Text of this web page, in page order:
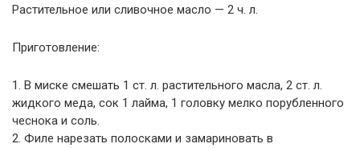
Растительное или сливочное масло — 2 ч. л.
Приготовление:
1. В миске смешать 1 ст. л. растительного масла, 2 ст. л.
жидкого меда, сок 1 лайма, 1 головку мелко порубленного
чеснока и соль.
2. Филе нарезать полосками и замариновать в